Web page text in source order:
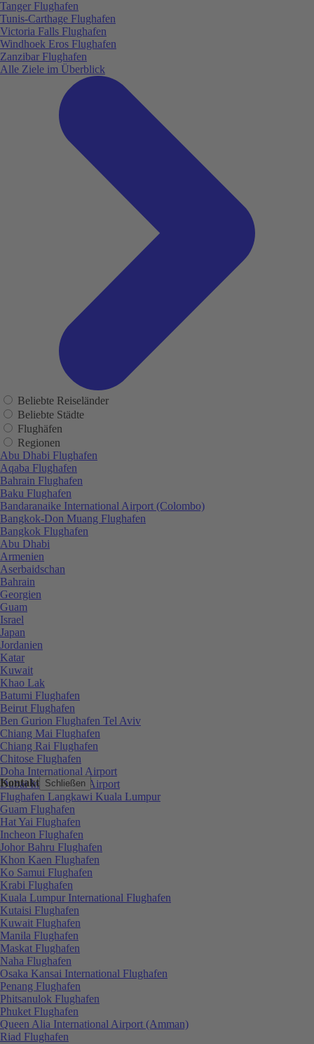
Kontakt Schließen
Tanger Flughafen
Tunis-Carthage Flughafen
Victoria Falls Flughafen
Windhoek Eros Flughafen
Zanzibar Flughafen
Alle Ziele im Überblick
Beliebte Reiseländer
Beliebte Städte
Flughäfen
Regionen
Abu Dhabi Flughafen
Aqaba Flughafen
Bahrain Flughafen
Baku Flughafen
Bandaranaike International Airport (Colombo)
Bangkok-Don Muang Flughafen
Bangkok Flughafen
Abu Dhabi
Armenien
Aserbaidschan
Bahrain
Georgien
Guam
Israel
Japan
Jordanien
Katar
Kuwait
Khao Lak
Batumi Flughafen
Beirut Flughafen
Ben Gurion Flughafen Tel Aviv
Chiang Mai Flughafen
Chiang Rai Flughafen
Chitose Flughafen
Doha International Airport
Dubai International Airport
Flughafen Langkawi Kuala Lumpur
Guam Flughafen
Hat Yai Flughafen
Incheon Flughafen
Johor Bahru Flughafen
Khon Kaen Flughafen
Ko Samui Flughafen
Krabi Flughafen
Kuala Lumpur International Flughafen
Kutaisi Flughafen
Kuwait Flughafen
Manila Flughafen
Maskat Flughafen
Naha Flughafen
Osaka Kansai International Flughafen
Penang Flughafen
Phitsanulok Flughafen
Phuket Flughafen
Queen Alia International Airport (Amman)
Riad Flughafen